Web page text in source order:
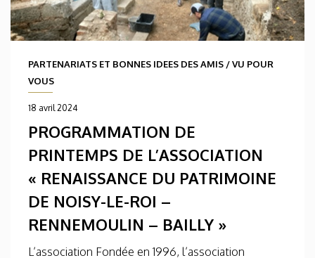
PARTENARIATS ET BONNES IDEES DES AMIS /VU POUR
VOUS
18 avril 2024
PROGRAMMATION DE
PRINTEMPS DE L’ASSOCIATION
« RENAISSANCE DU PATRIMOINE
DE NOISY-LE-ROI –
RENNEMOULIN – BAILLY »
L’association Fondée en 1996, l’association